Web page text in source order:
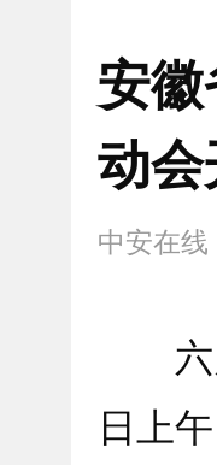
安
动
中安在
六月
日上